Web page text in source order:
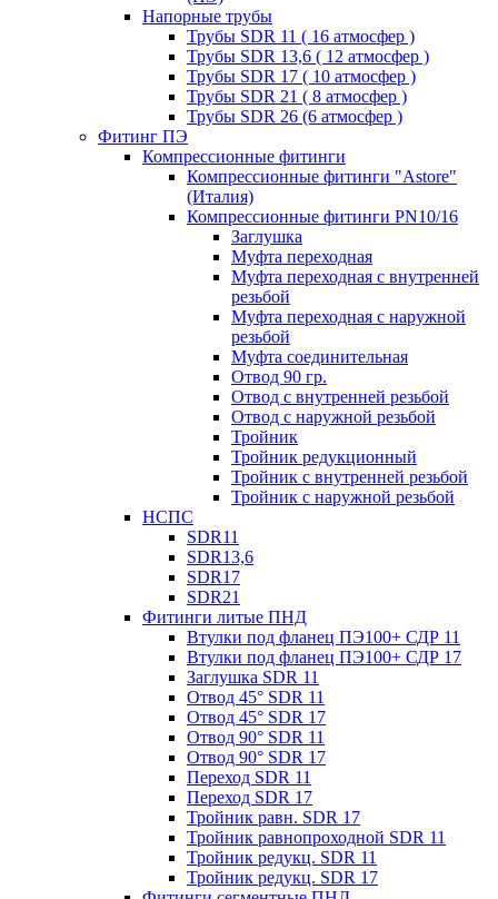
Напорные трубы
Трубы SDR 11 ( 16 атмосфер )
Трубы SDR 13,6 ( 12 атмосфер )
Трубы SDR 17 ( 10 атмосфер )
Трубы SDR 21 ( 8 атмосфер )
Трубы SDR 26 (6 атмосфер )
Фитинг ПЭ
Компрессионные фитинги
Компрессионные фитинги "Astore"
(Италия)
Компрессионные фитинги PN10/16
Заглушка
Муфта переходная
Муфта переходная с внутренней
резьбой
Муфта переходная с наружной
резьбой
Муфта соединительная
Отвод 90 гр.
Отвод с внутренней резьбой
Отвод с наружной резьбой
Тройник
Тройник редукционный
Тройник с внутренней резьбой
Тройник с наружной резьбой
НСПС
SDR11
SDR13,6
SDR17
SDR21
Фитинги литые ПНД
Втулки под фланец ПЭ100+ СДР 11
Втулки под фланец ПЭ100+ СДР 17
Заглушка SDR 11
Отвод 45° SDR 11
Отвод 45° SDR 17
Отвод 90° SDR 11
Отвод 90° SDR 17
Переход SDR 11
Переход SDR 17
Тройник равн. SDR 17
Тройник равнопроходной SDR 11
Тройник редукц. SDR 11
Тройник редукц. SDR 17